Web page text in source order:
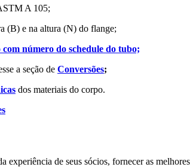
A 105;
(B) e na altura (N) do flange;
com número do schedule do tubo;
a seção de Conversões;
dos materiais do corpo.
experiência de seus sócios, fornecer as